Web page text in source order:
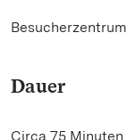
Besucherzentrum
Dauer
Circa 75 Minuten